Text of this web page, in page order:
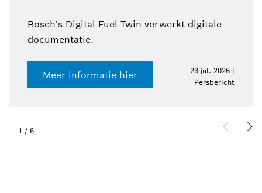
Bosch's Digital Fuel Twin verwerkt digitale
documentatie.
Meer informatie hier
23 jul. 2026 |
Persbericht
1 / 6